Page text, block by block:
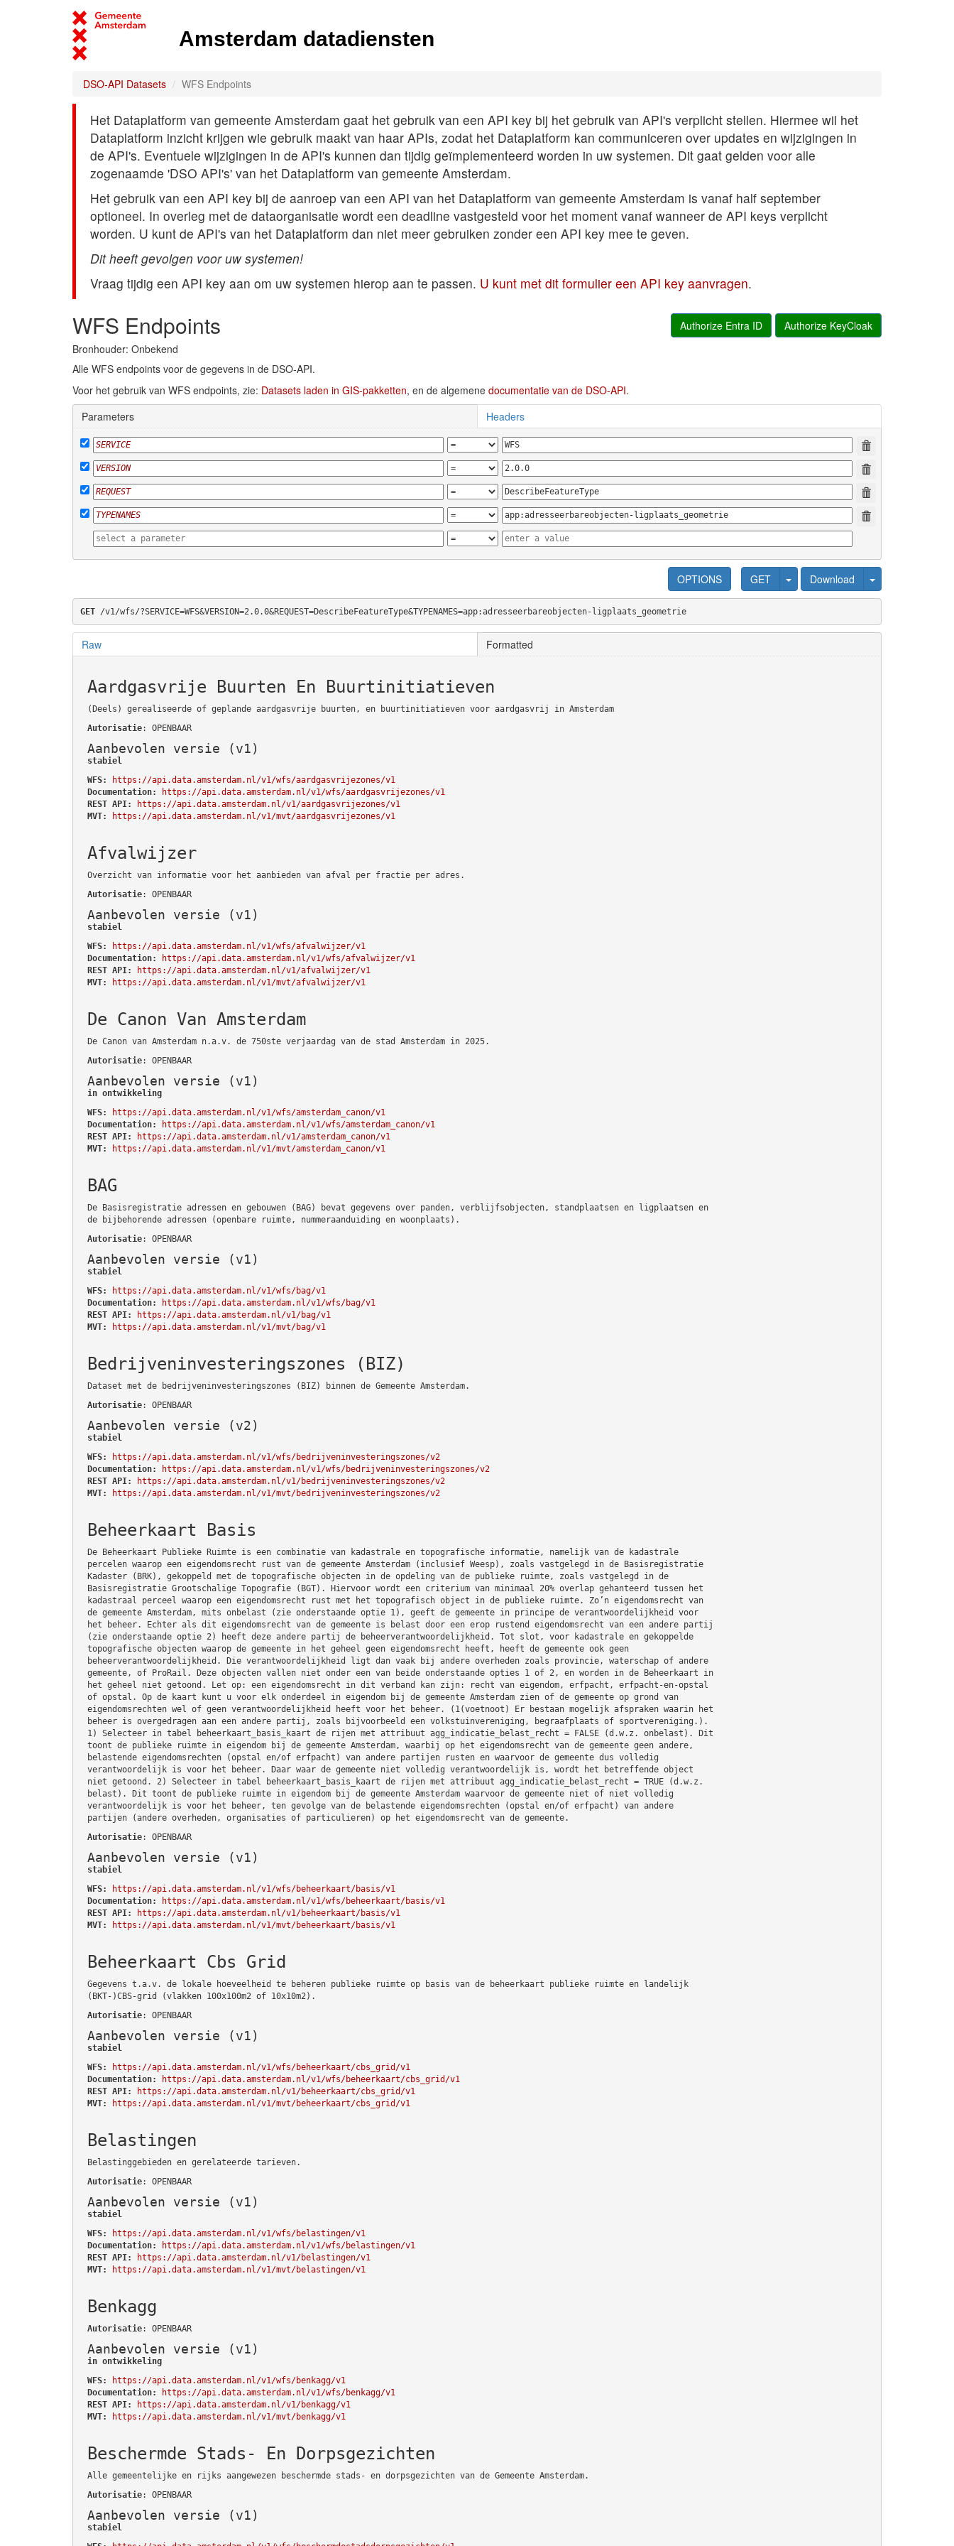
Amsterdam datadiensten
DSO-API Datasets WFS Endpoints
Het Dataplatform van gemeente Amsterdam gaat het gebruik van een API key bij het gebruik van API's verplicht stellen. Hiermee wil het
Dataplatform inzicht krijgen wie gebruik maakt van haar APIs, zodat het Dataplatform kan communiceren over updates en wijzigingen in
de API's. Eventuele wijzigingen in de API's kunnen dan tijdig geïmplementeerd worden in uw systemen. Dit gaat gelden voor alle
zogenaamde 'DSO API's' van het Dataplatform van gemeente Amsterdam.
Het gebruik van een API key bij de aanroep van een API van het Dataplatform van gemeente Amsterdam is vanaf half september
optioneel. In overleg met de dataorganisatie wordt een deadline vastgesteld voor het moment vanaf wanneer de API keys verplicht
worden. U kunt de API's van het Dataplatform dan niet meer gebruiken zonder een API key mee te geven.
Dit heeft gevolgen voor uw systemen!
Vraag tijdig een API key aan om uw systemen hierop aan te passen. U kunt met dit formulier een API key aanvragen.
Authorize KeyCloak
Authorize Entra ID
WFS Endpoints
Bronhouder: Onbekend
Alle WFS endpoints voor de gegevens in de DSO-API.
Voor het gebruik van WFS endpoints, zie: Datasets laden in GIS-pakketten, en de algemene documentatie van de DSO-API.
Parameters
Headers
GET Download
OPTIONS
GET /v1/wfs/?SERVICE=WFS&VERSION=2.0.0&REQUEST=DescribeFeatureType&TYPENAMES=app:adresseerbareobjecten-ligplaats_geometrie
Raw Formatted
Aardgasvrije Buurten En Buurtinitiatieven
(Deels) gerealiseerde of geplande aardgasvrije buurten, en buurtinitiatieven voor aardgasvrij in Amsterdam
Autorisatie: OPENBAAR
Aanbevolen versie (v1)
stabiel
WFS:
https://api.data.amsterdam.nl/v1/wfs/aardgasvrijezones/v1
Documentation:
https://api.data.amsterdam.nl/v1/wfs/aardgasvrijezones/v1
REST API:
https://api.data.amsterdam.nl/v1/aardgasvrijezones/v1
MVT:
https://api.data.amsterdam.nl/v1/mvt/aardgasvrijezones/v1
Afvalwijzer
Overzicht van informatie voor het aanbieden van afval per fractie per adres.
Autorisatie: OPENBAAR
Aanbevolen versie (v1)
stabiel
WFS:
https://api.data.amsterdam.nl/v1/wfs/afvalwijzer/v1
Documentation:
https://api.data.amsterdam.nl/v1/wfs/afvalwijzer/v1
REST API:
https://api.data.amsterdam.nl/v1/afvalwijzer/v1
MVT:
https://api.data.amsterdam.nl/v1/mvt/afvalwijzer/v1
De Canon Van Amsterdam
De Canon van Amsterdam n.a.v. de 750ste verjaardag van de stad Amsterdam in 2025.
Autorisatie: OPENBAAR
Aanbevolen versie (v1)
in ontwikkeling
WFS:
https://api.data.amsterdam.nl/v1/wfs/amsterdam_canon/v1
Documentation:
https://api.data.amsterdam.nl/v1/wfs/amsterdam_canon/v1
REST API:
https://api.data.amsterdam.nl/v1/amsterdam_canon/v1
MVT:
https://api.data.amsterdam.nl/v1/mvt/amsterdam_canon/v1
BAG
De Basisregistratie adressen en gebouwen (BAG) bevat gegevens over panden, verblijfsobjecten, standplaatsen en ligplaatsen en
de bijbehorende adressen (openbare ruimte, nummeraanduiding en woonplaats).
Autorisatie: OPENBAAR
Aanbevolen versie (v1)
stabiel
WFS:
https://api.data.amsterdam.nl/v1/wfs/bag/v1
Documentation:
https://api.data.amsterdam.nl/v1/wfs/bag/v1
REST API:
https://api.data.amsterdam.nl/v1/bag/v1
MVT:
https://api.data.amsterdam.nl/v1/mvt/bag/v1
Bedrijveninvesteringszones (BIZ)
Dataset met de bedrijveninvesteringszones (BIZ) binnen de Gemeente Amsterdam.
Autorisatie: OPENBAAR
Aanbevolen versie (v2)
stabiel
WFS:
https://api.data.amsterdam.nl/v1/wfs/bedrijveninvesteringszones/v2
Documentation:
https://api.data.amsterdam.nl/v1/wfs/bedrijveninvesteringszones/v2
REST API:
https://api.data.amsterdam.nl/v1/bedrijveninvesteringszones/v2
MVT:
https://api.data.amsterdam.nl/v1/mvt/bedrijveninvesteringszones/v2
Beheerkaart Basis
De Beheerkaart Publieke Ruimte is een combinatie van kadastrale en topografische informatie, namelijk van de kadastrale
percelen waarop een eigendomsrecht rust van de gemeente Amsterdam (inclusief Weesp), zoals vastgelegd in de Basisregistratie
Kadaster (BRK), gekoppeld met de topografische objecten in de opdeling van de publieke ruimte, zoals vastgelegd in de
Basisregistratie Grootschalige Topografie (BGT). Hiervoor wordt een criterium van minimaal 20% overlap gehanteerd tussen het
kadastraal perceel waarop een eigendomsrecht rust met het topografisch object in de publieke ruimte. Zo’n eigendomsrecht van
de gemeente Amsterdam, mits onbelast (zie onderstaande optie 1), geeft de gemeente in principe de verantwoordelijkheid voor
het beheer. Echter als dit eigendomsrecht van de gemeente is belast door een erop rustend eigendomsrecht van een andere partij
(zie onderstaande optie 2) heeft deze andere partij de beheerverantwoordelijkheid. Tot slot, voor kadastrale en gekoppelde
topografische objecten waarop de gemeente in het geheel geen eigendomsrecht heeft, heeft de gemeente ook geen
beheerverantwoordelijkheid. Die verantwoordelijkheid ligt dan vaak bij andere overheden zoals provincie, waterschap of andere
gemeente, of ProRail. Deze objecten vallen niet onder een van beide onderstaande opties 1 of 2, en worden in de Beheerkaart in
het geheel niet getoond. Let op: een eigendomsrecht in dit verband kan zijn: recht van eigendom, erfpacht, erfpacht-en-opstal
of opstal. Op de kaart kunt u voor elk onderdeel in eigendom bij de gemeente Amsterdam zien of de gemeente op grond van
eigendomsrechten wel of geen verantwoordelijkheid heeft voor het beheer. (1(voetnoot) Er bestaan mogelijk afspraken waarin het
beheer is overgedragen aan een andere partij, zoals bijvoorbeeld een volkstuinvereniging, begraafplaats of sportvereniging.).
1) Selecteer in tabel beheerkaart_basis_kaart de rijen met attribuut agg_indicatie_belast_recht = FALSE (d.w.z. onbelast). Dit
toont de publieke ruimte in eigendom bij de gemeente Amsterdam, waarbij op het eigendomsrecht van de gemeente geen andere,
belastende eigendomsrechten (opstal en/of erfpacht) van andere partijen rusten en waarvoor de gemeente dus volledig
verantwoordelijk is voor het beheer. Daar waar de gemeente niet volledig verantwoordelijk is, wordt het betreffende object
niet getoond. 2) Selecteer in tabel beheerkaart_basis_kaart de rijen met attribuut agg_indicatie_belast_recht = TRUE (d.w.z.
belast). Dit toont de publieke ruimte in eigendom bij de gemeente Amsterdam waarvoor de gemeente niet of niet volledig
verantwoordelijk is voor het beheer, ten gevolge van de belastende eigendomsrechten (opstal en/of erfpacht) van andere
partijen (andere overheden, organisaties of particulieren) op het eigendomsrecht van de gemeente.
Autorisatie: OPENBAAR
Aanbevolen versie (v1)
stabiel
WFS:
https://api.data.amsterdam.nl/v1/wfs/beheerkaart/basis/v1
Documentation:
https://api.data.amsterdam.nl/v1/wfs/beheerkaart/basis/v1
REST API:
https://api.data.amsterdam.nl/v1/beheerkaart/basis/v1
MVT:
https://api.data.amsterdam.nl/v1/mvt/beheerkaart/basis/v1
Beheerkaart Cbs Grid
Gegevens t.a.v. de lokale hoeveelheid te beheren publieke ruimte op basis van de beheerkaart publieke ruimte en landelijk
(BKT-)CBS-grid (vlakken 100x100m2 of 10x10m2).
Autorisatie: OPENBAAR
Aanbevolen versie (v1)
stabiel
WFS:
https://api.data.amsterdam.nl/v1/wfs/beheerkaart/cbs_grid/v1
Documentation:
https://api.data.amsterdam.nl/v1/wfs/beheerkaart/cbs_grid/v1
REST API:
https://api.data.amsterdam.nl/v1/beheerkaart/cbs_grid/v1
MVT:
https://api.data.amsterdam.nl/v1/mvt/beheerkaart/cbs_grid/v1
Belastingen
Belastinggebieden en gerelateerde tarieven.
Autorisatie: OPENBAAR
Aanbevolen versie (v1)
stabiel
WFS:
https://api.data.amsterdam.nl/v1/wfs/belastingen/v1
Documentation:
https://api.data.amsterdam.nl/v1/wfs/belastingen/v1
REST API:
https://api.data.amsterdam.nl/v1/belastingen/v1
MVT:
https://api.data.amsterdam.nl/v1/mvt/belastingen/v1
Benkagg
Autorisatie: OPENBAAR
Aanbevolen versie (v1)
in ontwikkeling
WFS:
https://api.data.amsterdam.nl/v1/wfs/benkagg/v1
Documentation:
https://api.data.amsterdam.nl/v1/wfs/benkagg/v1
REST API:
https://api.data.amsterdam.nl/v1/benkagg/v1
MVT:
https://api.data.amsterdam.nl/v1/mvt/benkagg/v1
Beschermde Stads- En Dorpsgezichten
Alle gemeentelijke en rijks aangewezen beschermde stads- en dorpsgezichten van de Gemeente Amsterdam.
Autorisatie: OPENBAAR
Aanbevolen versie (v1)
stabiel